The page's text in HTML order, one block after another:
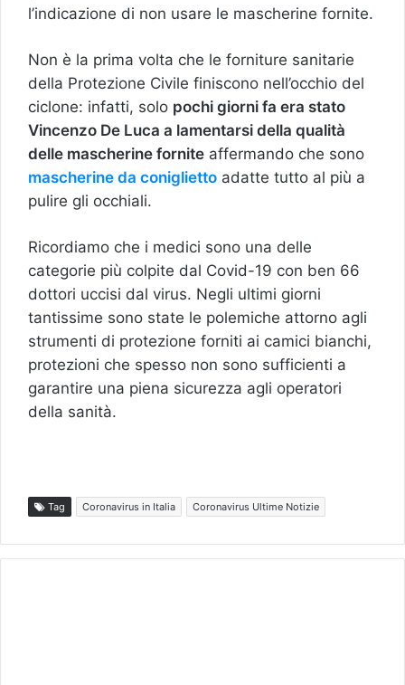
l’indicazione di non usare le mascherine fornite.
Non è la prima volta che le forniture sanitarie
della Protezione Civile finiscono nell’occhio del
ciclone: infatti, solo pochi giorni fa era stato
Vincenzo De Luca a lamentarsi della qualità
delle mascherine fornite affermando che sono
mascherine da coniglietto adatte tutto al più a
pulire gli occhiali.
Ricordiamo che i medici sono una delle
categorie più colpite dal Covid-19 con ben 66
dottori uccisi dal virus. Negli ultimi giorni
tantissime sono state le polemiche attorno agli
strumenti di protezione forniti ai camici bianchi,
protezioni che spesso non sono sufficienti a
garantire una piena sicurezza agli operatori
della sanità.
Tag Coronavirus in Italia Coronavirus Ultime Notizie